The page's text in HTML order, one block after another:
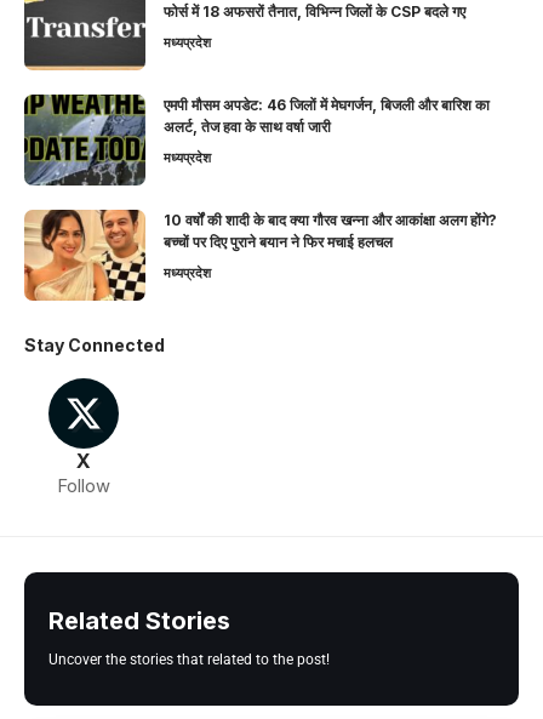
फोर्स में 18 अफसरों तैनात, विभिन्न जिलों के CSP बदले गए
मध्यप्रदेश
एमपी मौसम अपडेट: 46 जिलों में मेघगर्जन, बिजली और बारिश का
अलर्ट, तेज हवा के साथ वर्षा जारी
मध्यप्रदेश
10 वर्षों की शादी के बाद क्या गौरव खन्ना और आकांक्षा अलग होंगे?
बच्चों पर दिए पुराने बयान ने फिर मचाई हलचल
मध्यप्रदेश
Stay Connected
X
Follow
Related Stories
Uncover the stories that related to the post!